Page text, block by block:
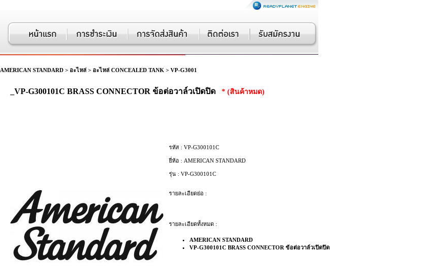
AMERICAN STANDARD > อะไหล่ > อะไหล่ CONCEALED TANK > VP-G3001
_VP-G300101C BRASS CONNECTOR ข้อต่อวาล์วเปิดปิด * (สินค้าหมด)
รหัส : VP-G300101C
ยี่ห้อ : AMERICAN STANDARD
รุ่น : VP-G300101C
รายละเอียดย่อ :
รายละเอียดทั้งหมด :
AMERICAN STANDARD
VP-G300101C BRASS CONNECTOR ข้อต่อวาล์วเปิดปิด